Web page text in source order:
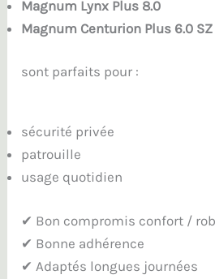
Magnum Lynx Plus 8.0
Magnum Centurion Plus 6.0 SZ
sont parfaits pour :
sécurité privée
patrouille
usage quotidien
✔ Bon compromis confort /
✔ Bonne adhérence
✔ Adaptés longues journées